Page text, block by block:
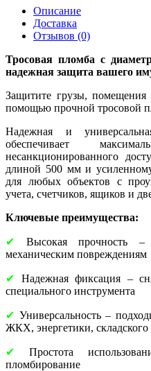
Описание
Доставка
Отзывов (0)
Тросовая пломба с
надежная защита вашего
Защитите грузы,
помощью прочной тросовой
Надежная и
обеспечивает
несанкционированного
длиной 500 мм и
для любых объектов с
учета, счетчиков, ящиков и
Ключевые преимущества:
✔ Высокая прочность –
механическим повреждениям
✔ Надежная фиксация –
специального инструмента
✔ Универсальность –
ЖКХ, энергетики, складского
✔ Простота
пломбирование